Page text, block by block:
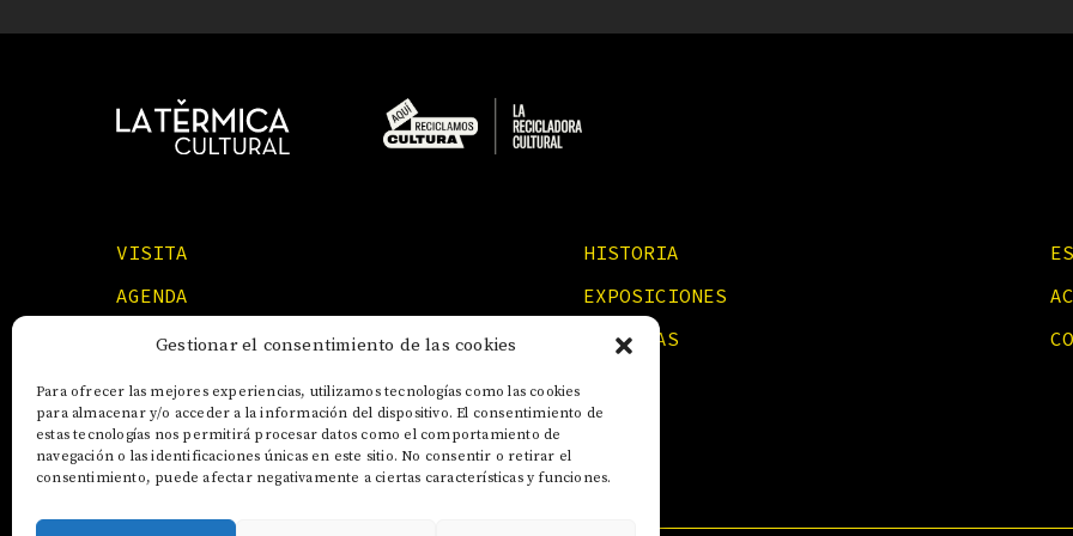
Gestionar el consentimiento de las cookies
Para ofrecer las mejores experiencias, utilizamos tecnologías como las cookies
para almacenar y/o acceder a la información del dispositivo. El consentimiento de
estas tecnologías nos permitirá procesar datos como el comportamiento de
navegación o las identificaciones únicas en este sitio. No consentir o retirar el
consentimiento, puede afectar negativamente a ciertas características y funciones.
VISITA HISTORIA
AGENDA
EXPOSICIONES
FORMACIONES
NOTICIAS